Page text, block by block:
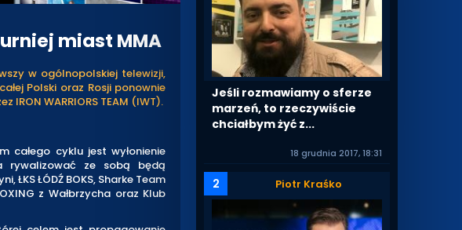
miast MMA
w ogólnopolskiej telewizji,
Polski oraz Rosji ponownie
WARRIORS TEAM (IWT).
całego cyklu jest wyłonienie
rywalizować ze sobą będą
ŁÓDŹ BOKS, Sharke Team
z Wałbrzycha oraz Klub
Jeśli rozmawiamy o sferze
marzeń, to rzeczywiście
chciałbym żyć z...
18 grudnia 2017, 18:31
2 Piotr Kraśko